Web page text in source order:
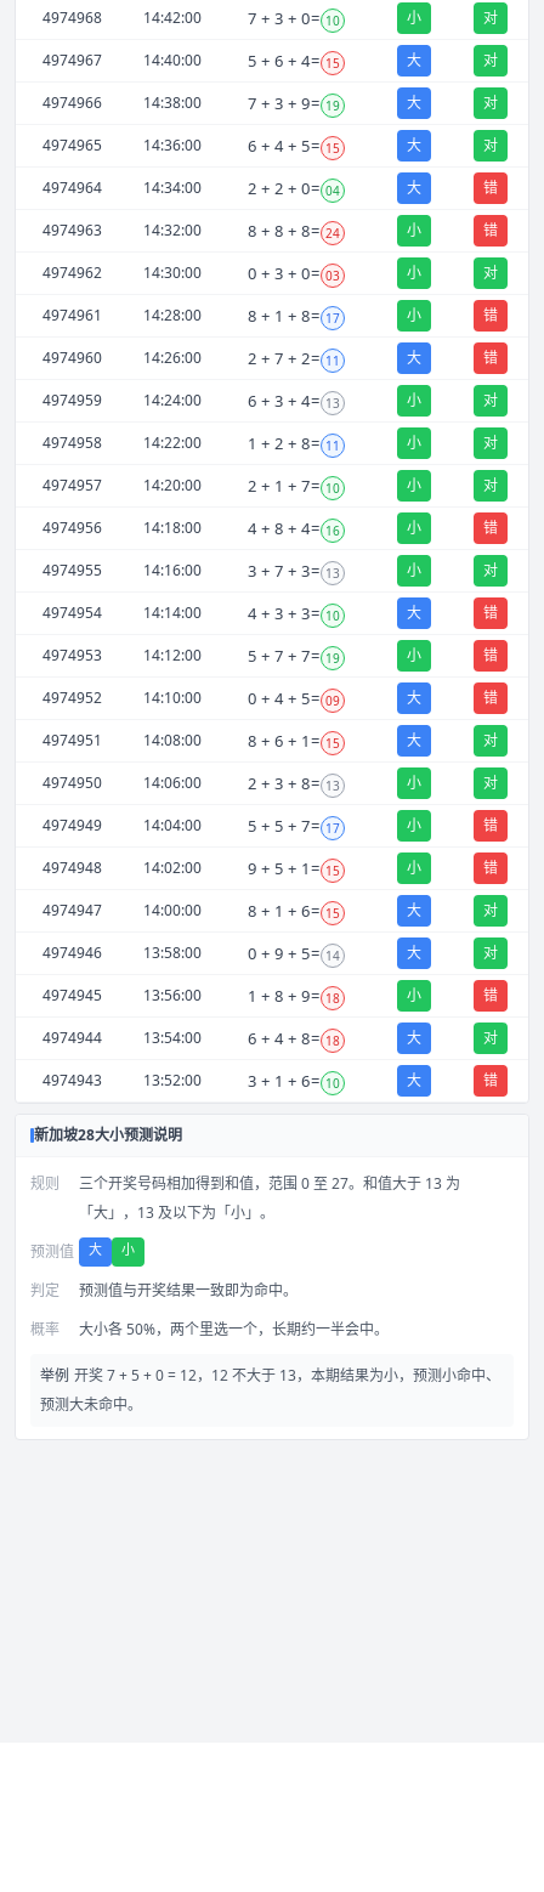
4974968 14:42:00 7 + 3 + 0= 10 小 对
4974967 14:40:00 5 + 6 + 4= 15 大 对
4974966 14:38:00 7 + 3 + 9= 19 大 对
4974965 14:36:00 6 + 4+ 5= 15 大 对
4974964 14:34:00 2 + 2 + 0= 04 大 错
4974963 14:32:00 8 + 8 + 8= 24 小 错
4974962 14:30:00 0 + 3 + 0= 03 小 对
4974961 14:28:00 8 + 1 + 8= 17 小 错
4974960 14:26:00 2 + 7 + 2= 11 大 错
4974959 14:24:00 6 + 3 + 4= 13 小 对
4974958 14:22:00 1 + 2 + 8= 11 小 对
4974957 14:20:00 2 + 1 + 7= 10 小 对
4974956 14:18:00 4+ 8 + 4= 16 小 错
4974955 14:16:00 3 + 7 + 3= 13 小 对
4974954 14:14:00 4+ 3 + 3= 10 大 错
4974953 14:12:00 5 + 7 + 7= 19 小 错
4974952 14:10:00 0 + 4+ 5= 09 大 错
4974951 14:08:00 8 + 6 + 1= 15 大 对
4974950 14:06:00 2 + 3 + 8= 13 小 对
4974949 14:04:00 5 + 5 + 7= 17 小 错
4974948 14:02:00 9 + 5 + 1= 15 小 错
4974947 14:00:00 8 + 1 + 6= 15 大 对
4974946 13:58:00 0 + 9 + 5= 14 大 对
4974945 13:56:00 1 + 8 + 9= 18 小 错
4974944 13:54:00 6 + 4+ 8= 18 大 对
4974943 13:52:00 3 + 1 + 6= 10 大 错
新加坡28大小预测说明
规则
三个开奖号码相加得到和值，范围 0 至 27。和值大于 13 为
「大」，13 及以下为「小」。
预测值
大 小
判定
预测值与开奖结果一致即为命中。
概率
大小各 50%，两个里选一个，长期约一半会中。
举例 开奖 7 + 5 + 0 = 12，12 不大于 13，本期结果为小，预测小命中、
预测大未命中。